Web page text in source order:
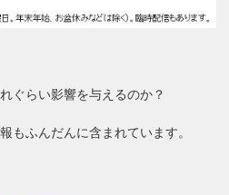
ぐらい影響を与えるのか？
もふんだんに含まれています。